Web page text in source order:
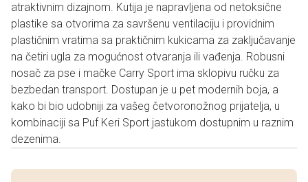
atraktivnim dizajnom. Kutija je napravljena od netoksične
plastike sa otvorima za savršenu ventilaciju i providnim
plastičnim vratima sa praktičnim kukicama za zaključavanje
na četiri ugla za mogućnost otvaranja ili vađenja. Robusni
nosač za pse i mačke Carry Sport ima sklopivu ručku za
bezbedan transport. Dostupan je u pet modernih boja, a
kako bi bio udobniji za vašeg četvoronožnog prijatelja, u
kombinaciji sa Puf Keri Sport jastukom dostupnim u raznim
dezenima.